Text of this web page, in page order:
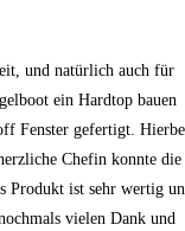
und natürlich auch für
ein Hardtop bauen
Fenster gefertigt.
Chefin konnte die
Produkt ist sehr wertig
vielen Dank und